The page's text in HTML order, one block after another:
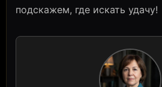
подскажем, где искать удачу!